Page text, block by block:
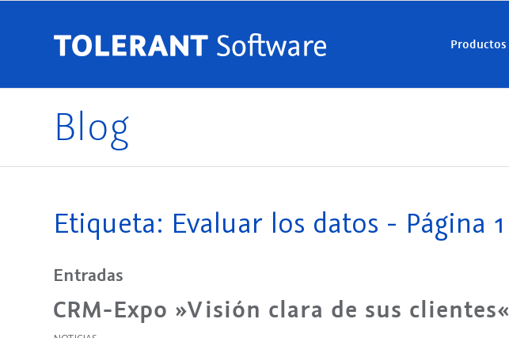
Productos
Blog
Etiqueta: Evaluar los datos - Página 1
Entradas
CRM-Expo »Visión clara de sus clientes«